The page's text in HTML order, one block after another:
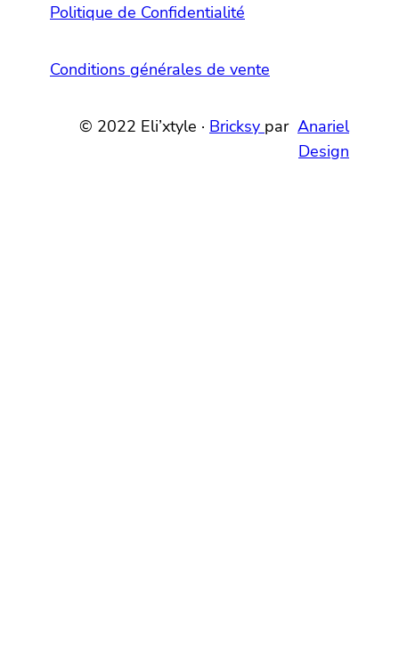
Politique de Confidentialité
Conditions générales de vente
© 2022 Eli’xtyle · Bricksy par Anariel
Design